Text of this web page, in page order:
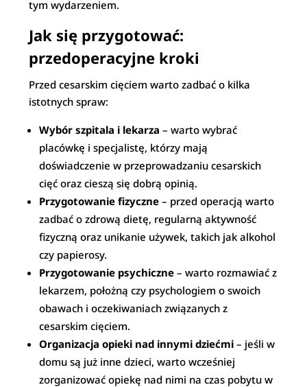
tym wydarzeniem.
Jak się przygotować:
przedoperacyjne kroki
Przed cesarskim cięciem warto zadbać o kilka
istotnych spraw:
Wybór szpitala i lekarza – warto wybrać
placówkę i specjalistę, którzy mają
doświadczenie w przeprowadzaniu cesarskich
cięć oraz cieszą się dobrą opinią.
Przygotowanie fizyczne – przed operacją warto
zadbać o zdrową dietę, regularną aktywność
fizyczną oraz unikanie używek, takich jak alkohol
czy papierosy.
Przygotowanie psychiczne – warto rozmawiać z
lekarzem, położną czy psychologiem o swoich
obawach i oczekiwaniach związanych z
cesarskim cięciem.
Organizacja opieki nad innymi dziećmi – jeśli w
domu są już inne dzieci, warto wcześniej
zorganizować opiekę nad nimi na czas pobytu w